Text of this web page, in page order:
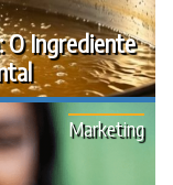
O Ingrediente
Marketing